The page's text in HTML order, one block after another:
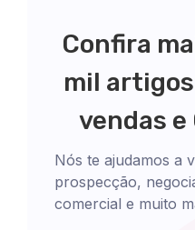
Confira
mil
vendas e
Nós te ajudamos a
prospecção,
comercial e muito